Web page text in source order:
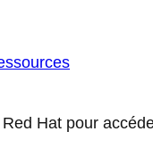
Hat pour